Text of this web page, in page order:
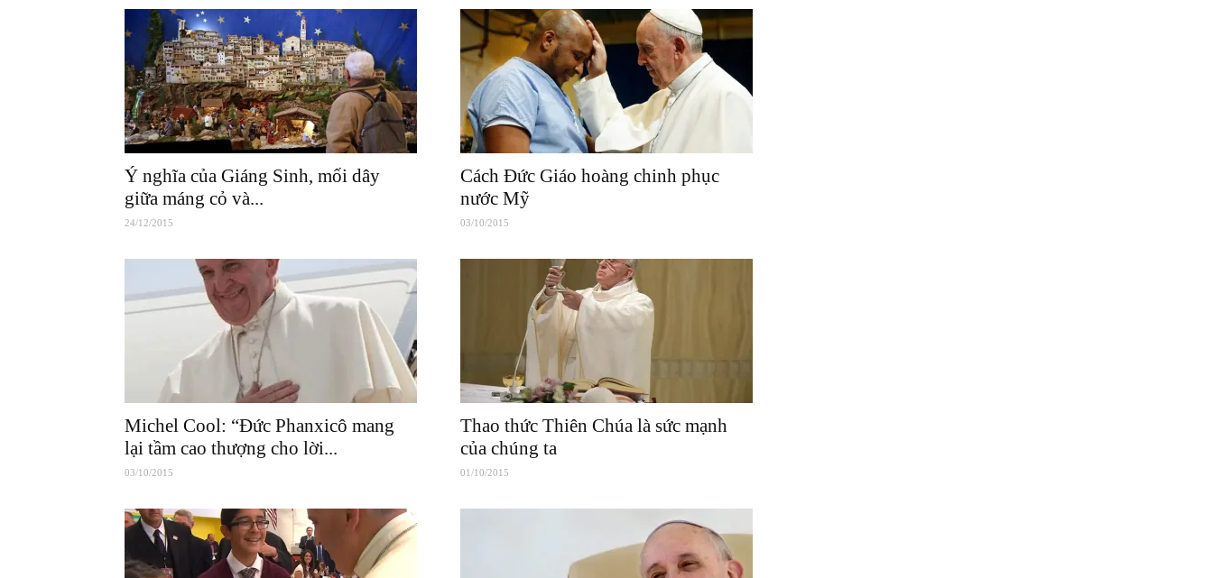
Ý nghĩa của Giáng Sinh, mối dây
giữa máng cỏ và...
24/12/2015
Cách Đức Giáo hoàng chinh phục
nước Mỹ
03/10/2015
Michel Cool: “Đức Phanxicô mang
lại tầm cao thượng cho lời...
03/10/2015
Thao thức Thiên Chúa là sức mạnh
của chúng ta
01/10/2015